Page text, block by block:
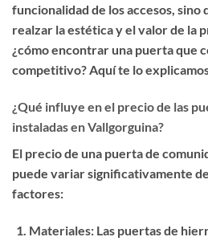
funcionalidad de los accesos, sino
realzar la estética y el valor de la
¿cómo encontrar una puerta que
competitivo? Aquí te lo
¿Qué influye en el precio de las
instaladas en Vallgorguina?
El precio de una puerta de
puede variar significativamente
factores:
Materiales: Las puertas de